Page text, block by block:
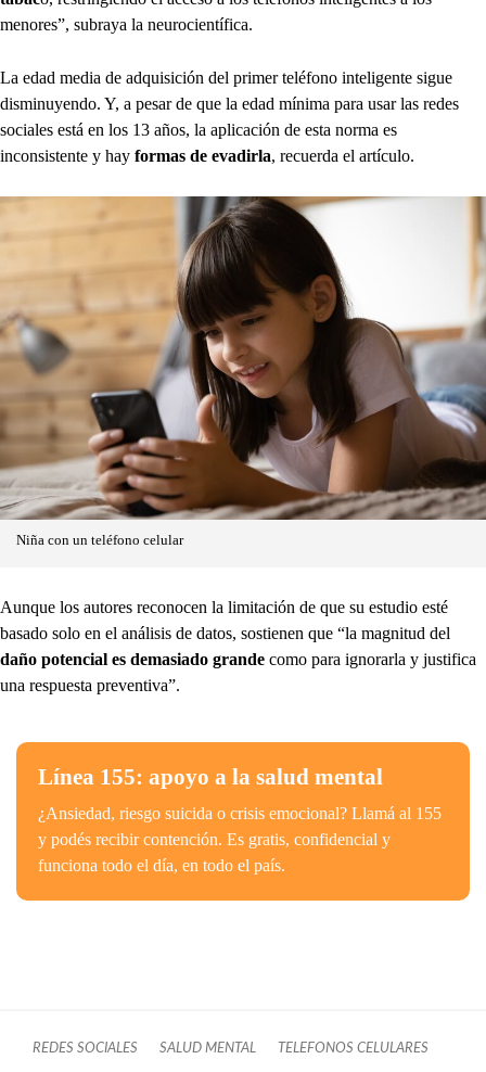
menores”, subraya la neurocientífica.
La edad media de adquisición del primer teléfono inteligente sigue
disminuyendo. Y, a pesar de que la edad mínima para usar las redes
sociales está en los 13 años, la aplicación de esta norma es
inconsistente y hay formas de evadirla, recuerda el artículo.
Niña con un teléfono celular
Aunque los autores reconocen la limitación de que su estudio esté
basado solo en el análisis de datos, sostienen que “la magnitud del
daño potencial es demasiado grande como para ignorarla y justifica
una respuesta preventiva”.
Línea 155: apoyo a la salud mental
¿Ansiedad, riesgo suicida o crisis emocional? Llamá al 155
y podés recibir contención. Es gratis, confidencial y
funciona todo el día, en todo el país.
REDES SOCIALES SALUD MENTAL TELEFONOS CELULARES